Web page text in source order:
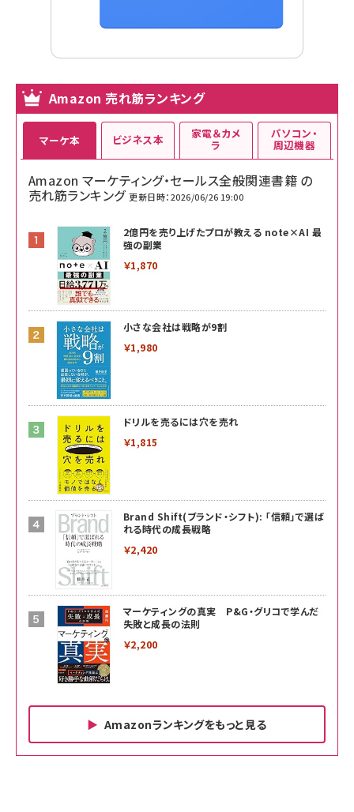
Amazon 売れ筋ランキング
マーケ本
Amazon マーケティング・セールス全般関連書籍 の
売れ筋ランキング 更新日時：2026/06/26 19:00
2億円を売り上げたプロが教える note×AI 最
強の副業
￥1,870
小さな会社は戦略が9割
￥1,980
ドリルを売るには穴を売れ
￥1,815
Brand Shift(ブランド・シフト): 「信頼」で選ば
れる時代の成長戦略
￥2,420
マーケティングの真実 P&G・グリコで学んだ
失敗と成長の法則
￥2,200
Amazonランキングをもっと見る
ビジネス本 家電＆カメ
ラ
パソコン・
周辺機器